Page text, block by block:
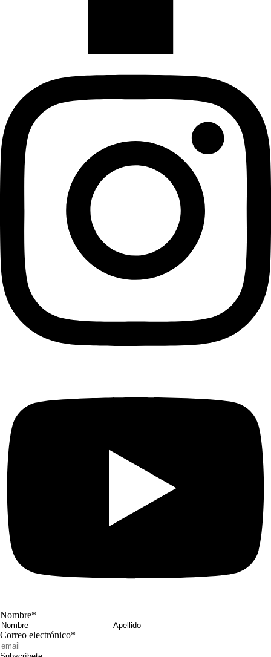
Nombre*
Nombre
Correo electrónico*